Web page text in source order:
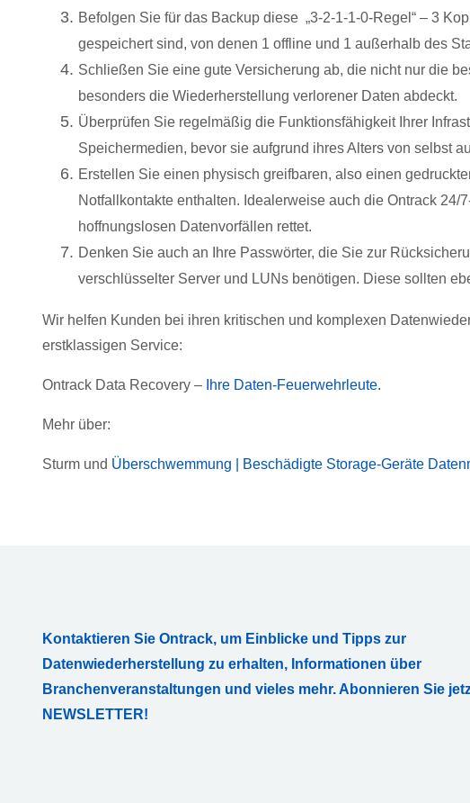
Befolgen Sie für das Backup diese „3-2-1-1-0-Regel“ – 3
gespeichert sind, von denen 1 offline und 1 außerhalb des
Schließen Sie eine gute Versicherung ab, die nicht nur die
besonders die Wiederherstellung verlorener Daten abdeckt.
Überprüfen Sie regelmäßig die Funktionsfähigkeit Ihrer
Speichermedien, bevor sie aufgrund ihres Alters von selbst
Erstellen Sie einen physisch greifbaren, also einen
Notfallkontakte enthalten. Idealerweise auch die Ontrack
hoffnungslosen Datenvorfällen rettet.
Denken Sie auch an Ihre Passwörter, die Sie zur
verschlüsselter Server und LUNs benötigen. Diese sollten
Wir helfen Kunden bei ihren kritischen und komplexen
erstklassigen Service:
Ontrack Data Recovery – Ihre Daten-Feuerwehrleute.
Mehr über:
Sturm und Überschwemmung | Beschädigte Storage-Geräte
Kontaktieren Sie Ontrack, um Einblicke und Tipps zur
Datenwiederherstellung zu erhalten, Informationen über
Branchenveranstaltungen und vieles mehr. Abonnieren Sie
NEWSLETTER!